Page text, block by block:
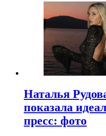
Наталья
показала
пресс: фото